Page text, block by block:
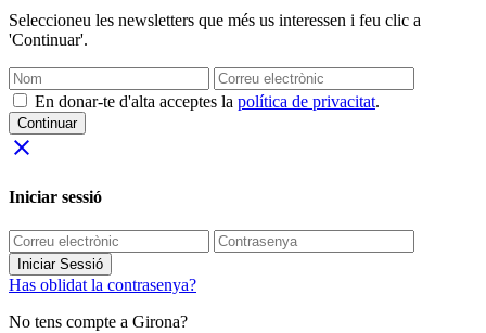
Seleccioneu les newsletters que més us interessen i feu clic a
'Continuar'.
En donar-te d'alta acceptes la política de privacitat.
Continuar
close
Iniciar sessió
Iniciar Sessió
Has oblidat la contrasenya?
No tens compte a Girona?